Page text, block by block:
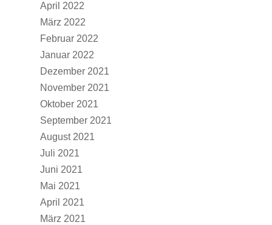
April 2022
März 2022
Februar 2022
Januar 2022
Dezember 2021
November 2021
Oktober 2021
September 2021
August 2021
Juli 2021
Juni 2021
Mai 2021
April 2021
März 2021